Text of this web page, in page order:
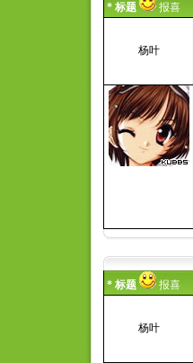
* 标题 报喜
杨叶
* 标题 报喜
杨叶